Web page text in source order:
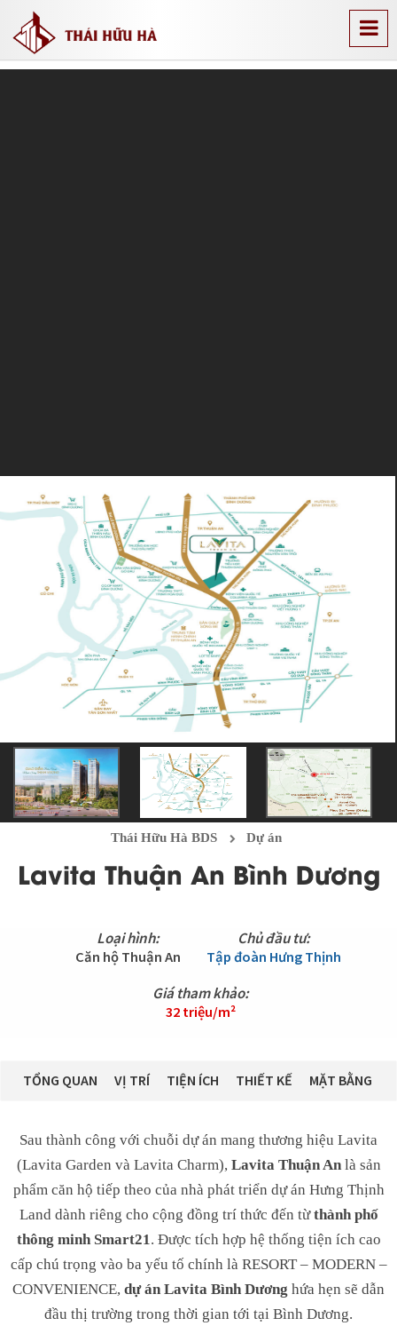
Thái Hữu Hà BDS Dự án
Lavita Thuận An Bình Dương
Loại hình:
Căn hộ Thuận An
Chủ đầu tư:
Tập đoàn Hưng Thịnh
Giá tham khảo:
32 triệu/m²
TỔNG QUAN VỊ TRÍ TIỆN ÍCH THIẾT KẾ MẶT BẰNG
Sau thành công với chuỗi dự án mang thương hiệu Lavita
(Lavita Garden và Lavita Charm), Lavita Thuận Anlà sản
phẩm căn hộ tiếp theo của nhà phát triển dự án Hưng Thịnh
Land dành riêng cho cộng đồng trí thức đến từthành phố
thông minh Smart21 . Được tích hợp hệ thống tiện ích cao
cấp chú trọng vào ba yếu tố chính là RESORT – MODERN –
CONVENIENCE, dự án Lavita Bình Dương hứa hẹn sẽ dẫn
đầu thị trường trong thời gian tới tại Bình Dương.